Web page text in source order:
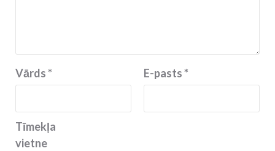
Vārds* E-pasts*
Tīmekļa
vietne